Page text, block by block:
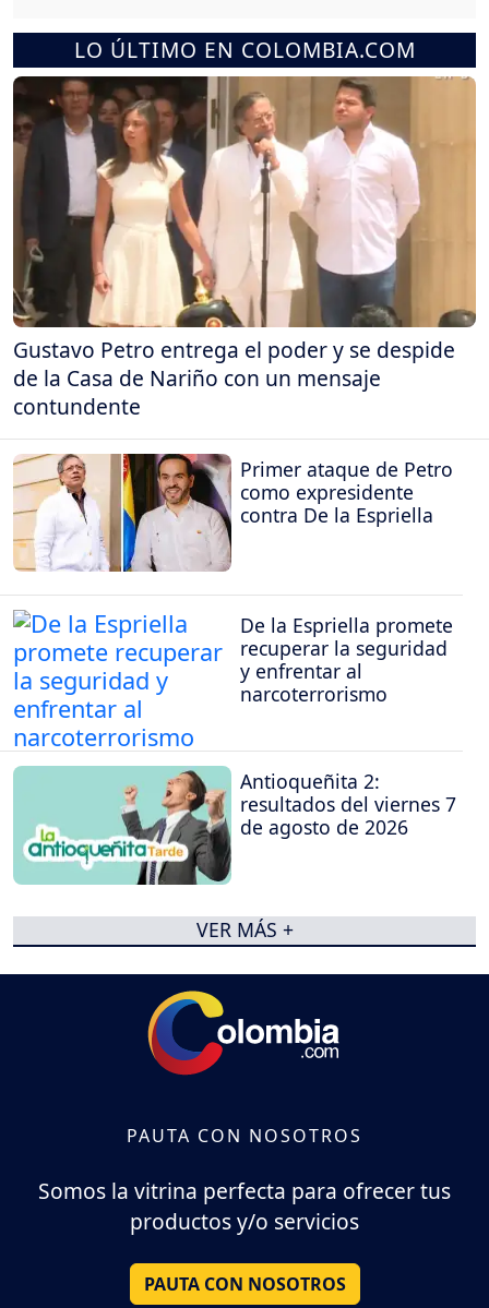
LO ÚLTIMO EN COLOMBIA.COM
Gustavo Petro entrega el poder y se despide
de la Casa de Nariño con un mensaje
contundente
Primer ataque de Petro
como expresidente
contra De la Espriella
De la Espriella promete
recuperar la seguridad
y enfrentar al
narcoterrorismo
Antioqueñita 2:
resultados del viernes 7
de agosto de 2026
VER MÁS +
PAUTA CON NOSOTROS
Somos la vitrina perfecta para ofrecer tus
productos y/o servicios
PAUTA CON NOSOTROS